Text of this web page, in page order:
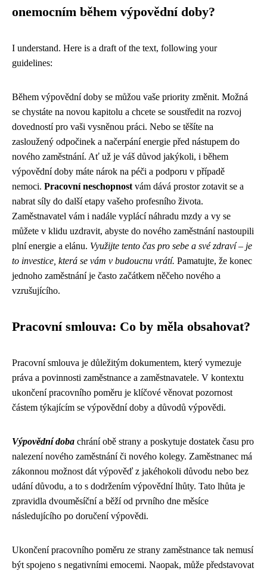
onemocním během výpovědní doby?
I understand. Here is a draft of the text, following your
guidelines:
Během výpovědní doby se můžou vaše priority změnit. Možná
se chystáte na novou kapitolu a chcete se soustředit na rozvoj
dovedností pro vaši vysněnou práci. Nebo se těšíte na
zasloužený odpočinek a načerpání energie před nástupem do
nového zaměstnání. Ať už je váš důvod jakýkoli, i během
výpovědní doby máte nárok na péči a podporu v případě
nemoci. Pracovní neschopnost vám dává prostor zotavit se a
nabrat síly do další etapy vašeho profesního života.
Zaměstnavatel vám i nadále vyplácí náhradu mzdy a vy se
můžete v klidu uzdravit, abyste do nového zaměstnání nastoupili
plní energie a elánu. Využijte tento čas pro sebe a své zdraví – je
to investice, která se vám v budoucnu vrátí. Pamatujte, že konec
jednoho zaměstnání je často začátkem něčeho nového a
vzrušujícího.
Pracovní smlouva: Co by měla obsahovat?
Pracovní smlouva je důležitým dokumentem, který vymezuje
práva a povinnosti zaměstnance a zaměstnavatele. V kontextu
ukončení pracovního poměru je klíčové věnovat pozornost
částem týkajícím se výpovědní doby a důvodů výpovědi.
Výpovědní doba chrání obě strany a poskytuje dostatek času pro
nalezení nového zaměstnání či nového kolegy. Zaměstnanec má
zákonnou možnost dát výpověď z jakéhokoli důvodu nebo bez
udání důvodu, a to s dodržením výpovědní lhůty. Tato lhůta je
zpravidla dvouměsíční a běží od prvního dne měsíce
následujícího po doručení výpovědi.
Ukončení pracovního poměru ze strany zaměstnance tak nemusí
být spojeno s negativními emocemi. Naopak, může představovat